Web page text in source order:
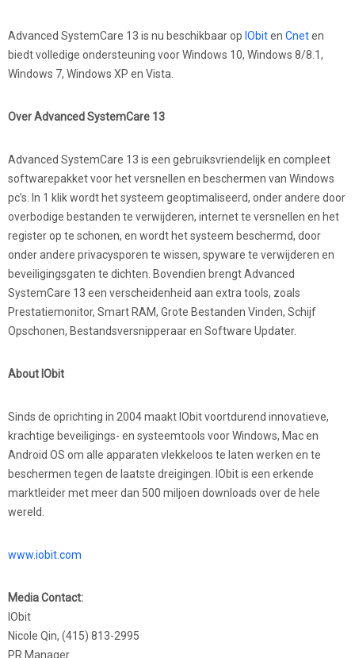
Advanced SystemCare 13 is nu beschikbaar op IObiten Cneten
biedt volledige ondersteuning voor Windows 10, Windows 8/8.1,
Windows 7, Windows XP en Vista.
Over Advanced SystemCare 13
Advanced SystemCare 13 is een gebruiksvriendelijk en compleet
softwarepakket voor het versnellen en beschermen van Windows
pc’s. In 1 klik wordt het systeem geoptimaliseerd, onder andere door
overbodige bestanden te verwijderen, internet te versnellen en het
register op te schonen, en wordt het systeem beschermd, door
onder andere privacysporen te wissen, spyware te verwijderen en
beveiligingsgaten te dichten. Bovendien brengt Advanced
SystemCare 13 een verscheidenheid aan extra tools, zoals
Prestatiemonitor, Smart RAM, Grote Bestanden Vinden, Schijf
Opschonen, Bestandsversnipperaar en Software Updater.
About IObit
Sinds de oprichting in 2004 maakt IObit voortdurend innovatieve,
krachtige beveiligings- en systeemtools voor Windows, Mac en
Android OS om alle apparaten vlekkeloos te laten werken en te
beschermen tegen de laatste dreigingen. IObit is een erkende
marktleider met meer dan 500 miljoen downloads over de hele
wereld.
www.iobit.com
Media Contact:
IObit
Nicole Qin, (415) 813-2995
PR Manager